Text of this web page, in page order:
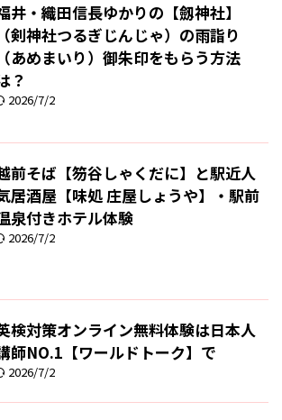
井・織田信長ゆかりの【劔神社】
（剣神社つるぎじんじゃ）の雨詣り
（あめまいり）御朱印をもらう方法
？
2026/7/2
前そば【笏谷しゃくだに】と駅近人
居酒屋【味処 庄屋しょうや】・駅前
泉付きホテル体験
2026/7/2
検対策オンライン無料体験は日本人
師NO.1【ワールドトーク】で
2026/7/2